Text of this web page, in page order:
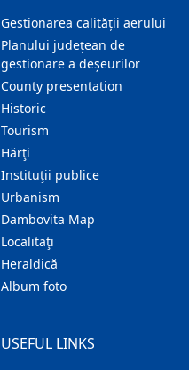
Gestionarea calității aerului
Planului județean de
gestionare a deșeurilor
County presentation
Historic
Tourism
Hărţi
Instituţii publice
Urbanism
Dambovita Map
Localitaţi
Heraldică
Album foto
USEFUL LINKS